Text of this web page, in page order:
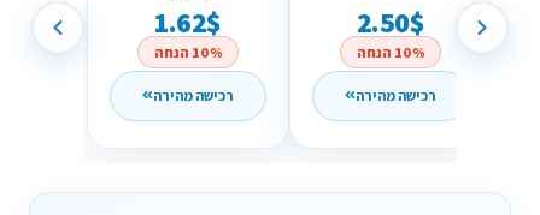
1.62$
10% הנחה
רכישה מהירה
2.50$
10% הנחה
רכישה מהירה